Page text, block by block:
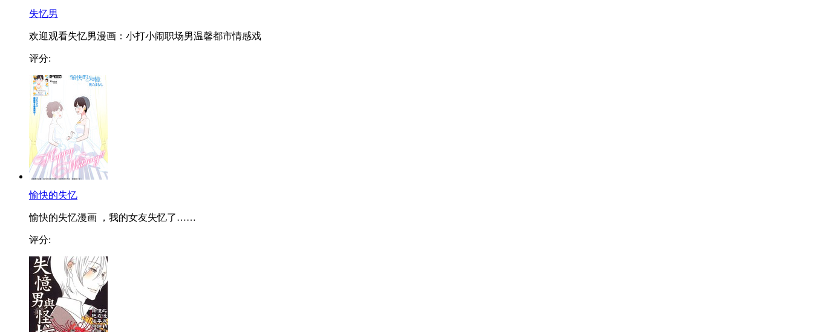
失忆男
欢迎观看失忆男漫画：小打小闹职场男温馨都市情感戏
评分:
愉快的失忆
愉快的失忆漫画 ，我的女友失忆了……
评分: